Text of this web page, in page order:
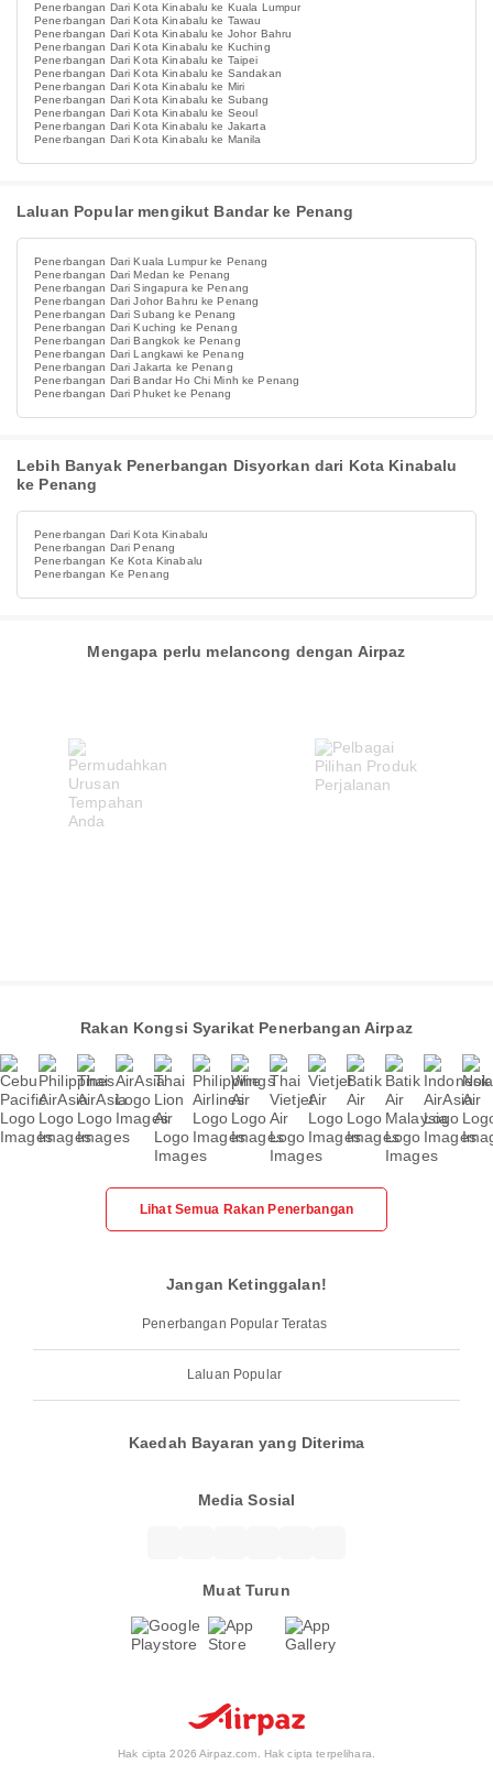
Penerbangan Dari Kota Kinabalu ke Kuala Lumpur
Penerbangan Dari Kota Kinabalu ke Tawau
Penerbangan Dari Kota Kinabalu ke Johor Bahru
Penerbangan Dari Kota Kinabalu ke Kuching
Penerbangan Dari Kota Kinabalu ke Taipei
Penerbangan Dari Kota Kinabalu ke Sandakan
Penerbangan Dari Kota Kinabalu ke Miri
Penerbangan Dari Kota Kinabalu ke Subang
Penerbangan Dari Kota Kinabalu ke Seoul
Penerbangan Dari Kota Kinabalu ke Jakarta
Penerbangan Dari Kota Kinabalu ke Manila
Laluan Popular mengikut Bandar ke Penang
Penerbangan Dari Kuala Lumpur ke Penang
Penerbangan Dari Medan ke Penang
Penerbangan Dari Singapura ke Penang
Penerbangan Dari Johor Bahru ke Penang
Penerbangan Dari Subang ke Penang
Penerbangan Dari Kuching ke Penang
Penerbangan Dari Bangkok ke Penang
Penerbangan Dari Langkawi ke Penang
Penerbangan Dari Jakarta ke Penang
Penerbangan Dari Bandar Ho Chi Minh ke Penang
Penerbangan Dari Phuket ke Penang
Lebih Banyak Penerbangan Disyorkan dari Kota Kinabalu
ke Penang
Penerbangan Dari Kota Kinabalu
Penerbangan Dari Penang
Penerbangan Ke Kota Kinabalu
Penerbangan Ke Penang
Mengapa perlu melancong dengan Airpaz
Rakan Kongsi Syarikat Penerbangan Airpaz
Lihat Semua Rakan Penerbangan
Jangan Ketinggalan!
Penerbangan Popular Teratas
Laluan Popular
Kaedah Bayaran yang Diterima
Media Sosial
Muat Turun
Hak cipta 2026 Airpaz.com. Hak cipta terpelihara.